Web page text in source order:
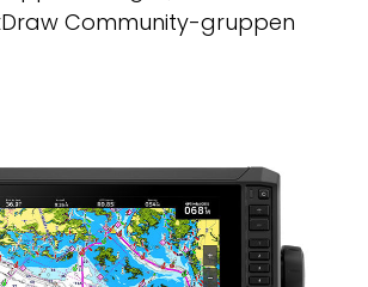
Community-gruppen